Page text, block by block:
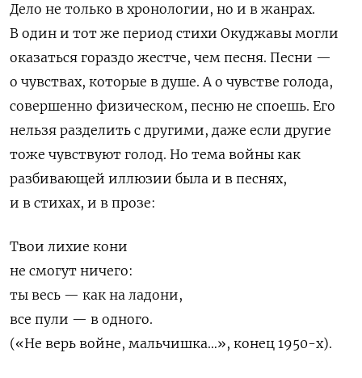
Дело не только в хронологии, но и в жанрах.
В один и тот же период стихи Окуджавы могли
оказаться гораздо жестче, чем песня. Песни —
о чувствах, которые в душе. А о чувстве голода,
совершенно физическом, песню не споешь. Его
нельзя разделить с другими, даже если другие
тоже чувствуют голод. Но тема войны как
разбивающей иллюзии была и в песнях,
и в стихах, и в прозе:
Твои лихие кони
не смогут ничего:
ты весь — как на ладони,
все пули — в одного.
(«Не верь войне, мальчишка…», конец 1950-х).